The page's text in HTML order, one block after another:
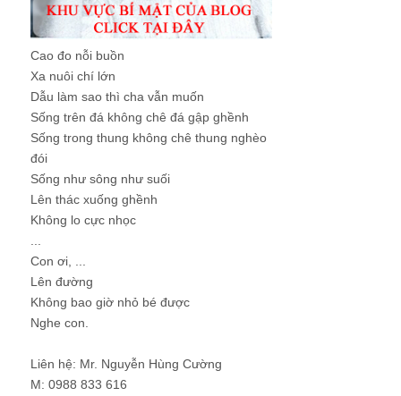
Cao đo nỗi buồn
Xa nuôi chí lớn
Dẫu làm sao thì cha vẫn muốn
Sống trên đá không chê đá gập ghềnh
Sống trong thung không chê thung nghèo
đói
Sống như sông như suối
Lên thác xuống ghềnh
Không lo cực nhọc
Con ơi, ...
Lên đường
Không bao giờ nhỏ bé được
Nghe con.
Liên hệ: Mr. Nguyễn Hùng Cường
M: 0988 833 616